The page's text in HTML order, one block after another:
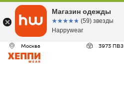
Москва 3973 ПВЗ
Магазин одежды
☆☆☆☆☆
★★★★★ (59) звезды
Happywear